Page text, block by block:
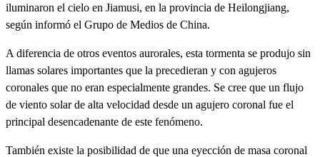
iluminaron el cielo en Jiamusi, en la provincia de Heilongjiang,
según informó el Grupo de Medios de China.
A diferencia de otros eventos aurorales, esta tormenta se produjo sin
llamas solares importantes que la precedieran y con agujeros
coronales que no eran especialmente grandes. Se cree que un flujo
de viento solar de alta velocidad desde un agujero coronal fue el
principal desencadenante de este fenómeno.
También existe la posibilidad de que una eyección de masa coronal